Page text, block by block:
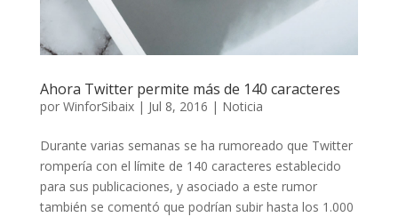
Ahora Twitter permite más de 140 caracteres
por WinforSibaix| Jul 8, 2016 | Noticia
Durante varias semanas se ha rumoreado que Twitter
rompería con el límite de 140 caracteres establecido
para sus publicaciones, y asociado a este rumor
también se comentó que podrían subir hasta los 1.000